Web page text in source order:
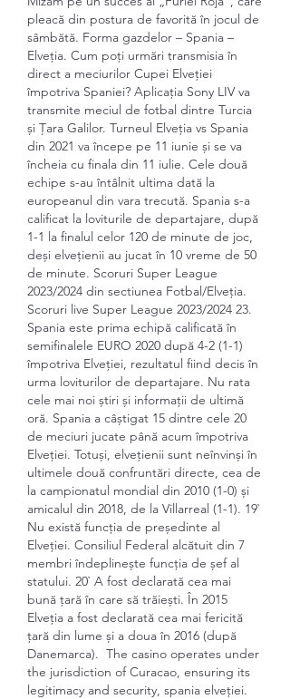
pleacă din postura de favorită în jocul de
sâmbătă. Forma gazdelor – Spania –
Elveția. Cum poți urmări transmisia în
direct a meciurilor Cupei Elveției
împotriva Spaniei? Aplicația Sony LIV va
transmite meciul de fotbal dintre Turcia
și Țara Galilor. Turneul Elveția vs Spania
din 2021 va începe pe 11 iunie și se va
încheia cu finala din 11 iulie. Cele două
echipe s-au întâlnit ultima dată la
europeanul din vara trecută. Spania s-a
calificat la loviturile de departajare, după
1-1 la finalul celor 120 de minute de joc,
deși elvețienii au jucat în 10 vreme de 50
de minute. Scoruri Super League
2023/2024 din sectiunea Fotbal/Elveţia.
Scoruri live Super League 2023/2024 23.
Spania este prima echipă calificată în
semifinalele EURO 2020 după 4-2 (1-1)
împotriva Elveției, rezultatul fiind decis în
urma loviturilor de departajare. Nu rata
cele mai noi știri și informații de ultimă
oră. Spania a câștigat 15 dintre cele 20
de meciuri jucate până acum împotriva
Elveției. Totuși, elvețienii sunt neînvinși în
ultimele două confruntări directe, cea de
la campionatul mondial din 2010 (1-0) și
amicalul din 2018, de la Villarreal (1-1). 19`
Nu există funcția de președinte al
Elveției. Consiliul Federal alcătuit din 7
membri îndeplinește funcția de șef al
statului. 20` A fost declarată cea mai
bună țară în care să trăiești. În 2015
Elveția a fost declarată cea mai fericită
țară din lume și a doua în 2016 (după
Danemarca).  The casino operates under
the jurisdiction of Curacao, ensuring its
legitimacy and security, spania elveției.